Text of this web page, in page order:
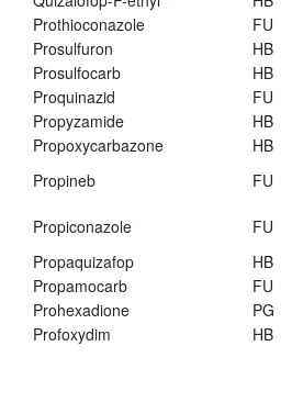
Prothioconazole
FU
Prosulfuron
HB
Prosulfocarb
HB
Proquinazid
FU
Propyzamide
HB
Propoxycarbazone
HB
Propineb
FU
Propiconazole
FU
Propaquizafop
HB
Propamocarb
FU
Prohexadione
PG
Profoxydim
HB